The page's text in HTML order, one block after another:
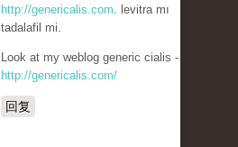
http://genericalis.com. levitra mı
tadalafil mi.
Look at my weblog generic cialis -
http://genericalis.com/
回复